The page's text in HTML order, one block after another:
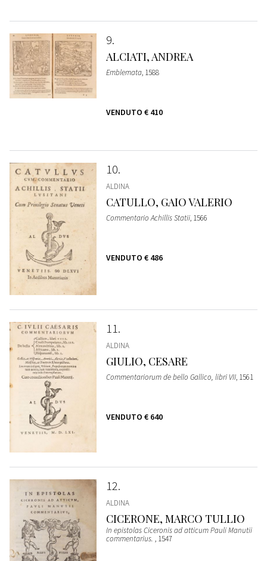
9
ALCIATI, ANDREA
Emblemata, 1588
VENDUTO € 410
10
ALDINA
CATULLO, GAIO VALERIO
Commentario Achillis Statii, 1566
VENDUTO € 486
11
ALDINA
GIULIO, CESARE
Commentariorum de bello Gallico, libri VII, 1561
VENDUTO € 640
12
ALDINA
CICERONE, MARCO TULLIO
In epistolas Ciceronis ad atticum Pauli Manutii
commentarius. , 1547